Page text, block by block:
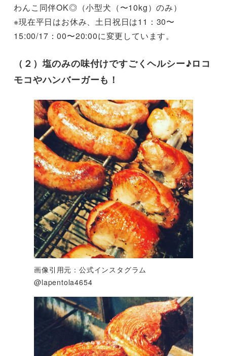
わんこ同伴OK◎（小型犬（〜10kg）のみ）
※現在平日はお休み、土日祝日は11：30〜
15:00/17：00〜20:00に変更しています。
（２）塩のみの味付けですごくヘルシー♪ロコ
モコやハンバーガーも！
画像引用元：公式インスタグラム
@lapentola4654